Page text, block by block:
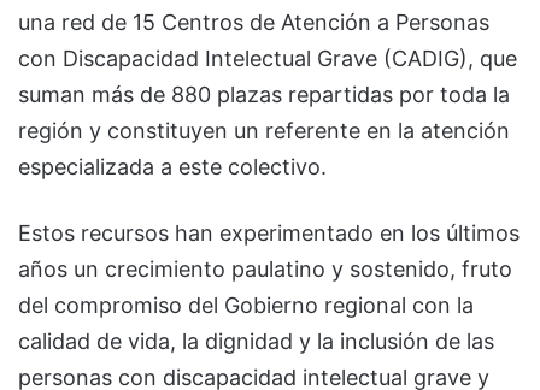
una red de 15 Centros de Atención a Personas
con Discapacidad Intelectual Grave (CADIG), que
suman más de 880 plazas repartidas por toda la
región y constituyen un referente en la atención
especializada a este colectivo.
Estos recursos han experimentado en los últimos
años un crecimiento paulatino y sostenido, fruto
del compromiso del Gobierno regional con la
calidad de vida, la dignidad y la inclusión de las
personas con discapacidad intelectual grave y